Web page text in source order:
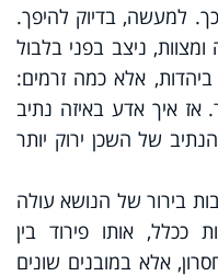
למעשה, בדיוק להיפך.
ניצב בפני בלבול
אלא כמה זרמים:
אז איך אדע באיזה נתיב
של השכן ירוק יותר
בירור של הנושא עולה
ככלל, אותו פירוד בין
אלא במובנים שונים